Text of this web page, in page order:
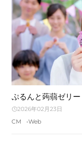
ぷるんと蒟蒻ゼリ
2026年02月23日
CM
Web